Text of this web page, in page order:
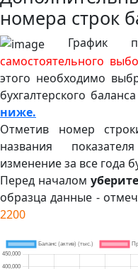
номера строк
График
самостоятельного
этого необходимо
бухгалтерского
ниже.
Отметив номер
названия
изменение за все года
Перед началом уберите
образца данные -
2200